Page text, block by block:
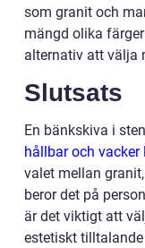
som granit och
mängd olika
alternativ att välja
Slutsats
En bänkskiva i
hållbar och
valet mellan
beror det på
är det viktigt att
estetiskt